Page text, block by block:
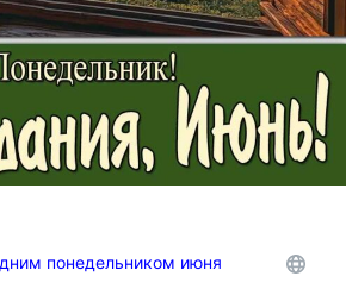
понедельником июня